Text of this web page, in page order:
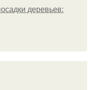
деревьев: